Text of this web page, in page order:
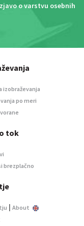
o varstvu osebnih
izobraževanja
po meri
tok
brezplačno
| About